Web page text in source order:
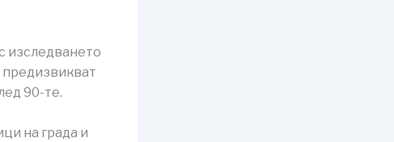
изследването
предизвикват
90-те.
на града и